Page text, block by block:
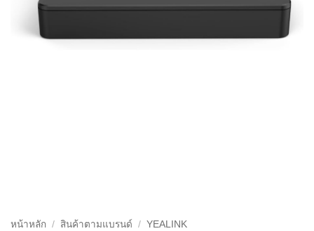
หน้าหลัก / สินค้าตามแบรนด์ / YEALINK